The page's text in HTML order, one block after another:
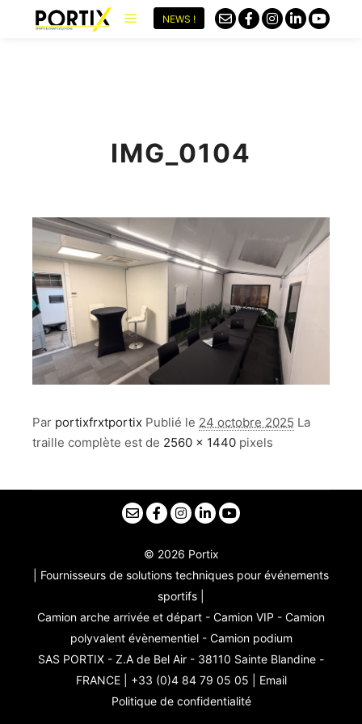
NEWS !
IMG_0104
Par portixfrxtportix Publié le 24 octobre 2025 La
traille complète est de 2560 × 1440 pixels
© 2026 Portix
| Fournisseurs de solutions techniques pour événements
sportifs |
Camion arche arrivée et départ - Camion VIP - Camion
polyvalent évènementiel - Camion podium
SAS PORTIX - Z.A de Bel Air - 38110 Sainte Blandine -
FRANCE | +33 (0)4 84 79 05 05 | Email
Politique de confidentialité